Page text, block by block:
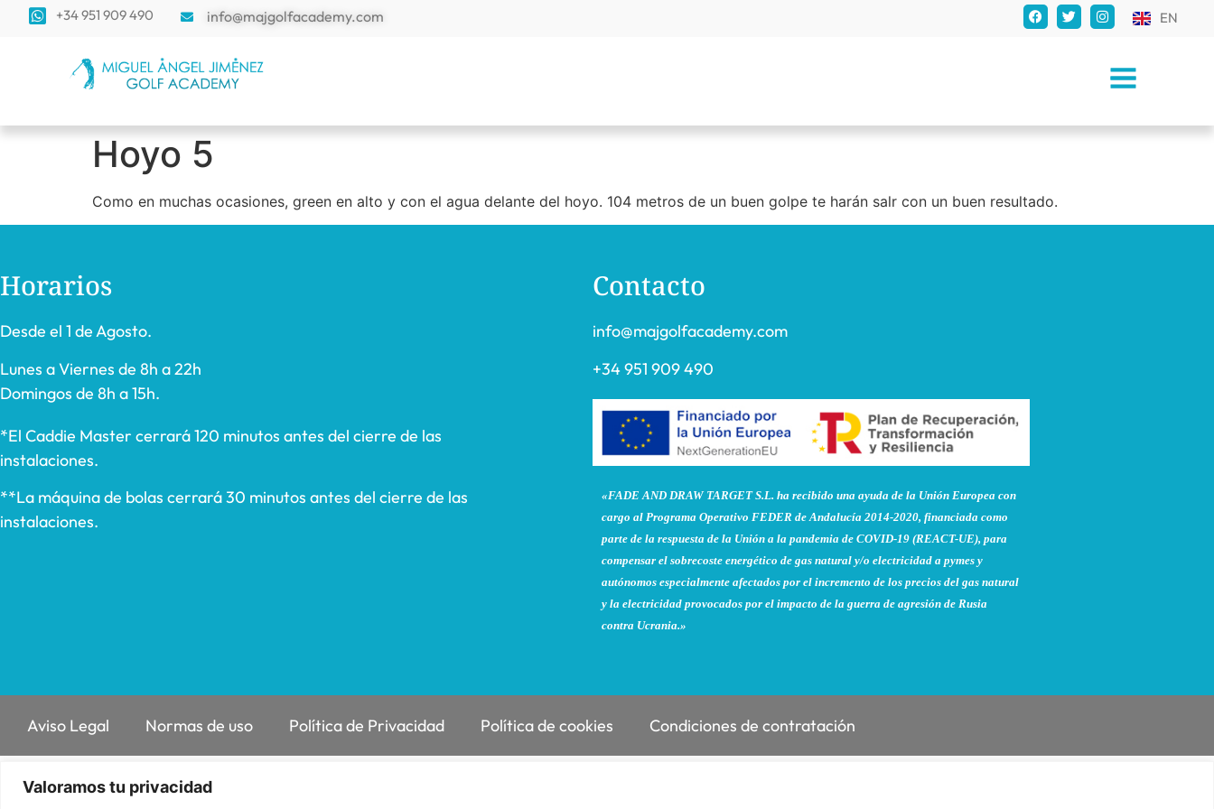
Valoramos tu privacidad
+34 951 909 490 info@majgolfacademy.com EN
Hoyo 5
Como en muchas ocasiones, green en alto y con el agua delante del hoyo. 104 metros de un buen golpe te harán salr con un buen resultado.
Horarios
Desde el 1 de Agosto.
Lunes a Viernes de 8h a 22h
Domingos de 8h a 15h.
*El Caddie Master cerrará 120 minutos antes del cierre de las
instalaciones.
**La máquina de bolas cerrará 30 minutos antes del cierre de las
instalaciones.
Contacto
info@majgolfacademy.com
+34 951 909 490
«FADE AND DRAW TARGET S.L. ha recibido una ayuda de la Unión Europea con
cargo al Programa Operativo FEDER de Andalucía 2014-2020, financiada como
parte de la respuesta de la Unión a la pandemia de COVID-19 (REACT-UE), para
compensar el sobrecoste energético de gas natural y/o electricidad a pymes y
autónomos especialmente afectados por el incremento de los precios del gas natural
y la electricidad provocados por el impacto de la guerra de agresión de Rusia
contra Ucrania.»
Aviso Legal Normas de uso Política de Privacidad Política de cookies Condiciones de contratación